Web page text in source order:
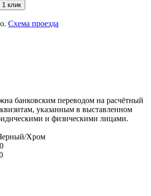
1 клик
Схема проезда
банковским переводом на расчётный
указанным в выставленном
и физическими лицами.
Хром